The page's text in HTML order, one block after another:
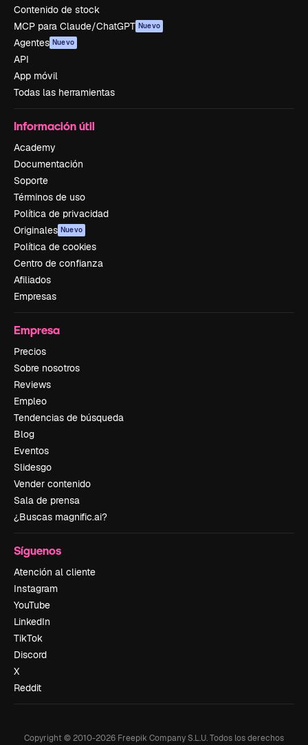
Contenido de stock
MCP para Claude/ChatGPT Nuevo
Agentes Nuevo
API
App móvil
Todas las herramientas
Información útil
Academy
Documentación
Soporte
Términos de uso
Política de privacidad
Originales Nuevo
Política de cookies
Centro de confianza
Afiliados
Empresas
Empresa
Precios
Sobre nosotros
Reviews
Empleo
Tendencias de búsqueda
Blog
Eventos
Slidesgo
Vender contenido
Sala de prensa
¿Buscas magnific.ai?
Síguenos
Atención al cliente
Instagram
YouTube
LinkedIn
TikTok
Discord
X
Reddit
Copyright © 2010-2026 Freepik Company S.L.U.Todos los derechos